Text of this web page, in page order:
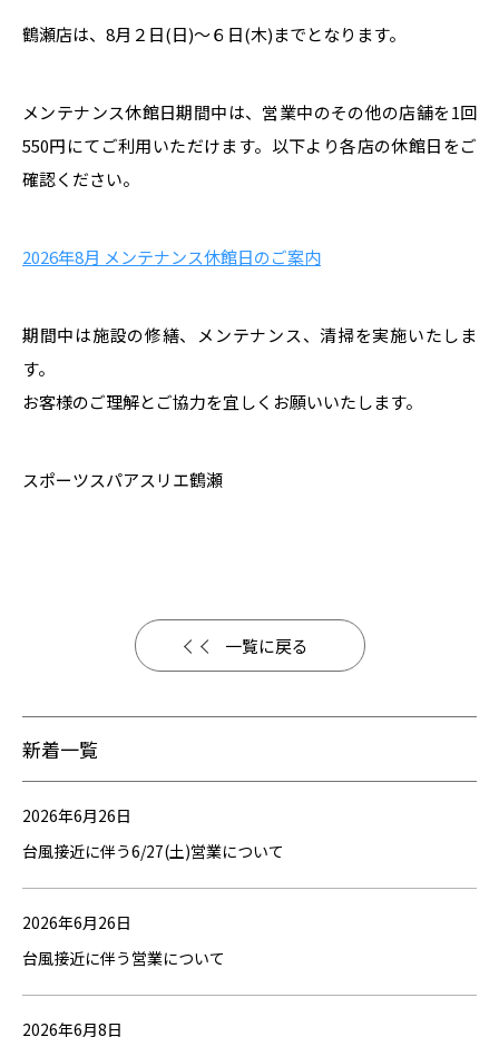
鶴瀬店は、8月２日(日)～６日(木)までとなります。
メンテナンス休館日期間中は、営業中のその他の店舗を1回
550円にてご利用いただけます。以下より各店の休館日をご
確認ください。
2026年8月 メンテナンス休館日のご案内
期間中は施設の修繕、メンテナンス、清掃を実施いたしま
す。
お客様のご理解とご協力を宜しくお願いいたします。
スポーツスパアスリエ鶴瀬
一覧に戻る
新着一覧
2026年6月26日
台風接近に伴う6/27(土)営業について
2026年6月26日
台風接近に伴う営業について
2026年6月8日